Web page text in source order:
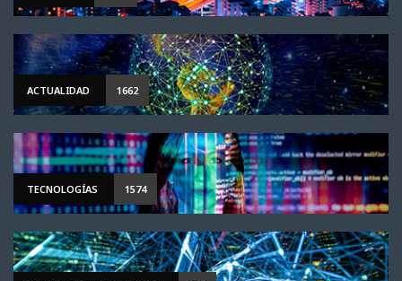
ACTUALIDAD 1662
TECNOLOGÍAS 1574